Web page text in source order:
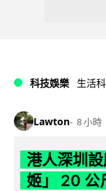
科技娛樂 生活
Lawton 8 小時
港人深圳
姬」 20 公